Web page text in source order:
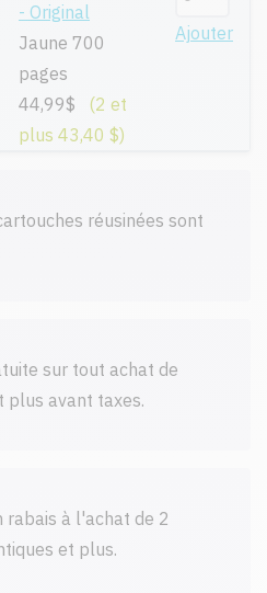
- Original
Jaune 700
pages
44,99$
(2 et
plus 43,40 $)
Ajouter
réusinées sont
sur tout achat de
plus avant taxes.
rabais à l'achat de 2
et plus.